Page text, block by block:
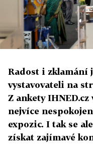
Radost i zklamání
vystavovateli na
Z ankety
nejvíce
expozic. I tak se
získat zajímavé